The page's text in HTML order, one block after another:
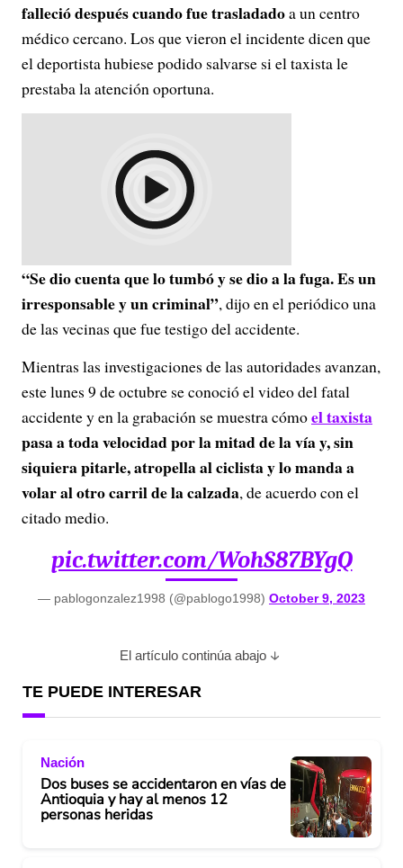
falleció después cuando fue trasladadoa un centro
médico cercano. Los que vieron el incidente dicen que
el deportista hubiese podido salvarse si el taxista le
prestaba la atención oportuna.
“Se dio cuenta que lo tumbó y se dio a la fuga. Es un
irresponsable y un criminal”, dijo en el periódico una
de las vecinas que fue testigo del accidente.
Mientras las investigaciones de las autoridades avanzan,
este lunes 9 de octubre se conoció el video del fatal
accidente y en la grabación se muestra cómoel taxista
pasa a toda velocidad por la mitad de la vía y, sin
siquiera pitarle, atropella al ciclista y lo manda a
volar al otro carril de la calzada, de acuerdo con el
citado medio.
pic.twitter.com/WohS87BYgQ
— pablogonzalez1998 (@pablogo1998) October 9, 2023
El artículo continúa abajo
TE PUEDE INTERESAR
Nación
Dos buses se accidentaron en vías de
Antioquia y hay al menos 12
personas heridas